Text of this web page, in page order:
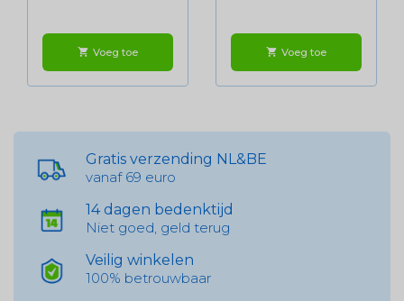
shopping_cart Voeg toe shopping_cart Voeg toe
Gratis verzending NL&BE
vanaf 69 euro
14 dagen bedenktijd
Niet goed, geld terug
Veilig winkelen
100% betrouwbaar